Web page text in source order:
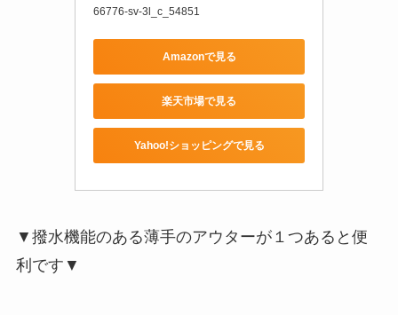
66776-sv-3l_c_54851
Amazonで見る
楽天市場で見る
Yahoo!ショッピングで見る
▼撥水機能のある薄手のアウターが１つあると便
利です▼